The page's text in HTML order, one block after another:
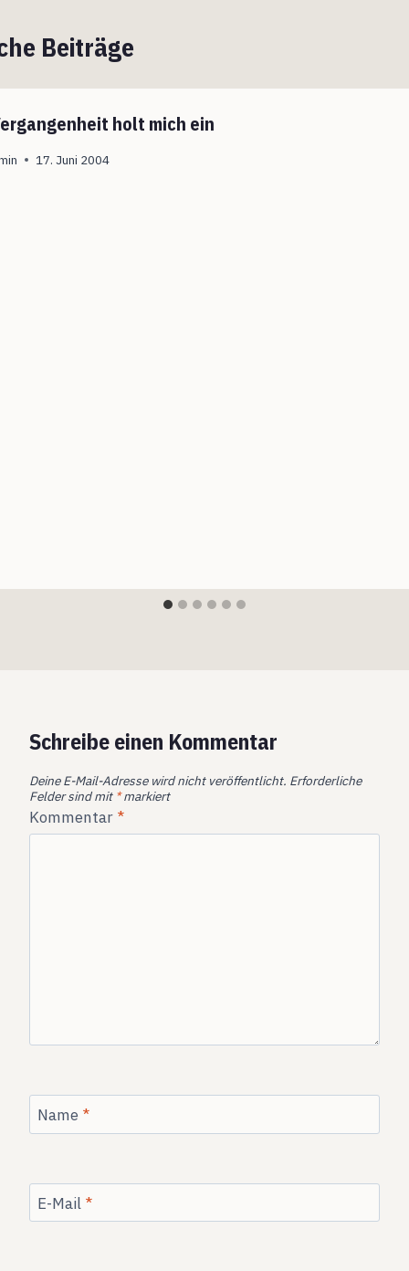
Beiträge
holt mich ein
17. Juni 2004
Schreibe einen Kommentar
Deine E-Mail-Adresse wird nicht veröffentlicht. Erforderliche
Felder sind mit *markiert
Kommentar *
Name *
E-Mail *